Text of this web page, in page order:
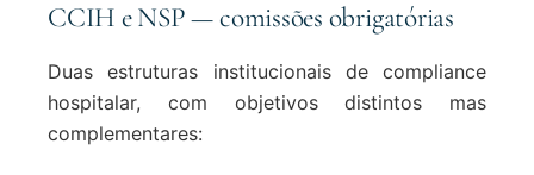
CCIH e NSP — comissões obrigatórias
Duas estruturas institucionais de compliance
hospitalar, com objetivos distintos mas
complementares: